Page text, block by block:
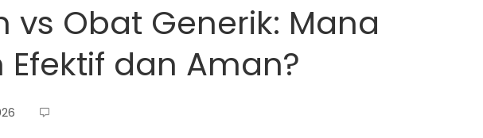
vs Obat Generik: Mana
dan Aman?